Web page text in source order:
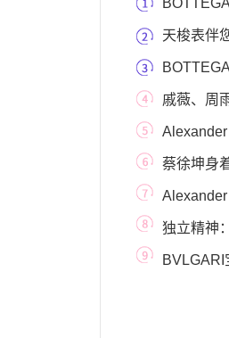
绎时尚大片
天梭表伴
量城市角落
彩演绎2020早
戚薇、周
骧」My
推出The蔡徐坤身
推出The独立精神
Hawke 系列